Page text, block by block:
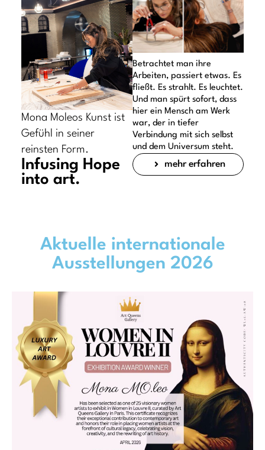
Mona Moleos Kunst ist
Gefühl in seiner
reinsten Form.
Infusing Hope
into art.
Betrachtet man ihre
Arbeiten, passiert etwas. Es
fließt. Es strahlt. Es leuchtet.
Und man spürt sofort, dass
hier ein Mensch am Werk
war, der in tiefer
Verbindung mit sich selbst
und dem Universum steht.
mehr erfahren
Aktuelle internationale
Ausstellungen 2026